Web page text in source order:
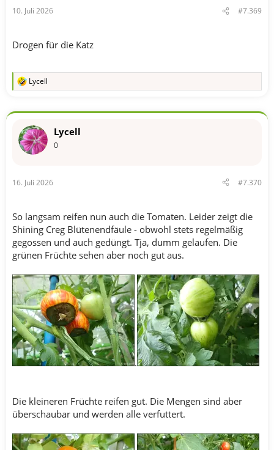
:
10. Juli 2026 #7.369
Drogen für die Katz
R
k
o
:
Lycell
Lycell
0
16. Juli 2026 #7.370
So langsam reifen nun auch die Tomaten. Leider zeigt die
Shining Creg Blütenendfäule - obwohl stets regelmäßig
gegossen und auch gedüngt. Tja, dumm gelaufen. Die
grünen Früchte sehen aber noch gut aus.
.
Die kleineren Früchte reifen gut. Die Mengen sind aber
überschaubar und werden alle verfuttert.